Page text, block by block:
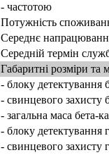
- частотою
Потужність
Середнє
Середній термін
Габаритні розміри та
- блоку детектування
- свинцевого захисту
- загальна маса бета-
- блоку детектування
- свинцевого захисту